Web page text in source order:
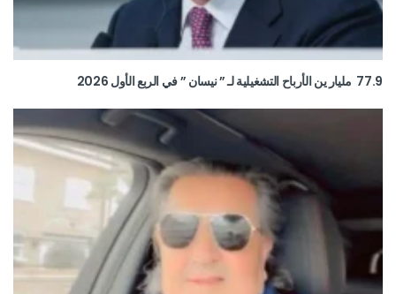
77.9 مليار ين الأرباح التشغيلية لـ ” نيسان ” في الربع الأول 2026